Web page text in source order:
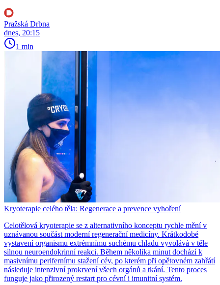
Pražská Drbna
dnes, 20:15
1 min
Kryoterapie celého těla: Regenerace a prevence vyhoření
Celotělová kryoterapie se z alternativního konceptu rychle mění v
uznávanou součást moderní regenerační medicíny. Krátkodobé
vystavení organismu extrémnímu suchému chladu vyvolává v těle
silnou neuroendokrinní reakci. Během několika minut dochází k
masivnímu perifernímu stažení cév, po kterém při opětovném zahřátí
následuje intenzivní prokrvení všech orgánů a tkání. Tento proces
funguje jako přirozený restart pro cévní i imunitní systém.